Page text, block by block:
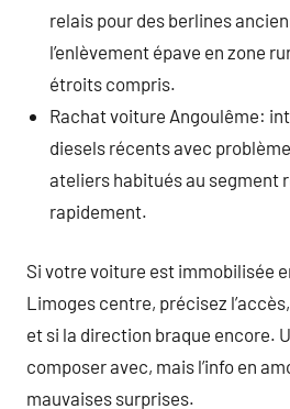
relais pour des berlines
l’enlèvement épave en zone
étroits compris.
Rachat voiture Angoulême:
diesels récents avec
ateliers habitués au segment
rapidement.
Si votre voiture est immobilisée
Limoges centre, précisez
et si la direction braque encore.
composer avec, mais l’info en
mauvaises surprises.